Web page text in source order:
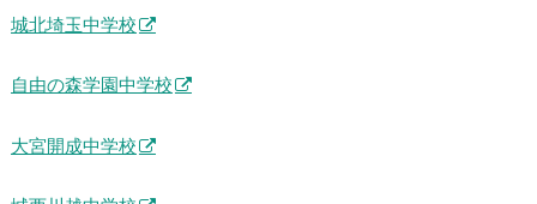
城北埼玉中学校
自由の森学園中学校
大宮開成中学校